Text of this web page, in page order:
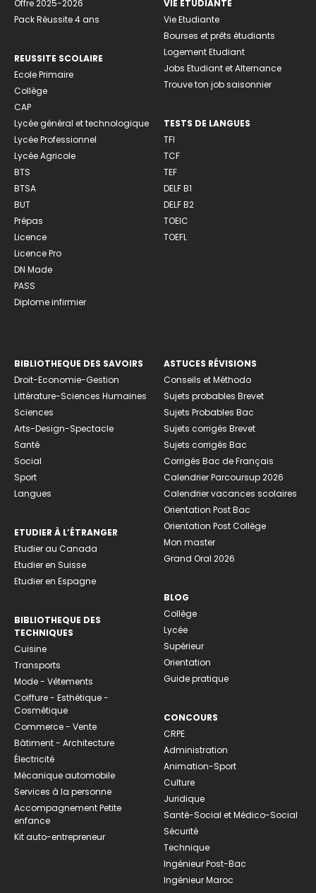
Offre 2025-2026
Pack Réussite 4 ans
REUSSITE SCOLAIRE
Ecole Primaire
Collège
CAP
Lycée général et technologique
Lycée Professionnel
Lycée Agricole
BTS
BTSA
BUT
Prépas
Licence
Licence Pro
DN Made
PASS
Diplome infirmier
VIE ETUDIANTE
Vie Etudiante
Bourses et prêts étudiants
Logement Etudiant
Jobs Etudiant et Alternance
Trouve ton job saisonnier
TESTS DE LANGUES
TFI
TCF
TEF
DELF B1
DELF B2
TOEIC
TOEFL
BIBLIOTHEQUE DES SAVOIRS
Droit-Economie-Gestion
Littérature-Sciences Humaines
Sciences
Arts-Design-Spectacle
Santé
Social
Sport
Langues
ETUDIER À L’ÉTRANGER
Etudier au Canada
Etudier en Suisse
Etudier en Espagne
BIBLIOTHEQUE DES
TECHNIQUES
Cuisine
Transports
Mode - Vêtements
Coiffure - Esthétique -
Cosmétique
Commerce - Vente
Bâtiment - Architecture
Électricité
Mécanique automobile
Services à la personne
Accompagnement Petite
enfance
Kit auto-entrepreneur
ASTUCES RÉVISIONS
Conseils et Méthodo
Sujets probables Brevet
Sujets Probables Bac
Sujets corrigés Brevet
Sujets corrigés Bac
Corrigés Bac de Français
Calendrier Parcoursup 2026
Calendrier vacances scolaires
Orientation Post Bac
Orientation Post Collège
Mon master
Grand Oral 2026
BLOG
Collège
Lycée
Supérieur
Orientation
Guide pratique
CONCOURS
CRPE
Administration
Animation-Sport
Culture
Juridique
Santé-Social et Médico-Social
Sécurité
Technique
Ingénieur Post-Bac
Ingénieur Maroc